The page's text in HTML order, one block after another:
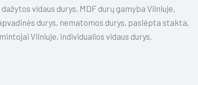
dažytos vidaus durys, MDF durų gamyba Vilniuje,
durys, nematomos durys, paslėpta stakta,
Vilniuje, individualios vidaus durys.